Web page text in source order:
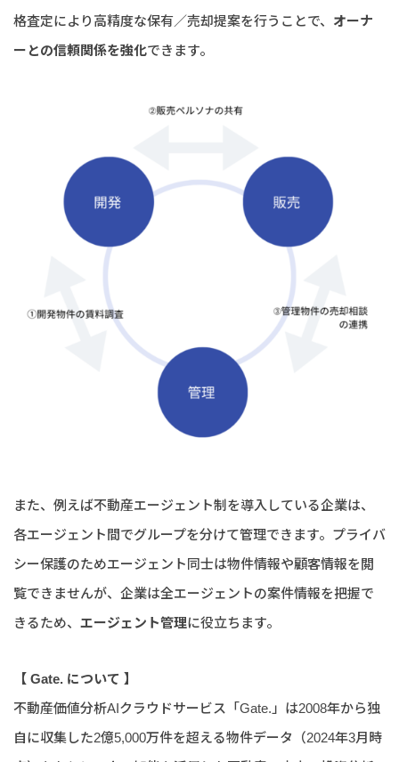
格査定により高精度な保有／売却提案を行うことで、 オーナ
ーとの信頼関係を強化できます。
また、例えば不動産エージェント制を導入している企業は、
各エージェント間でグループを分けて管理できます。プライバ
シー保護のためエージェント同士は物件情報や顧客情報を閲
覧できませんが、企業は全エージェントの案件情報を把握で
きるため、 エージェント管理に役立ちます。
【 Gate. について 】
不動産価値分析AIクラウドサービス「Gate.」は2008年から独
自に収集した2億5,000万件を超える物件データ（2024年3月時